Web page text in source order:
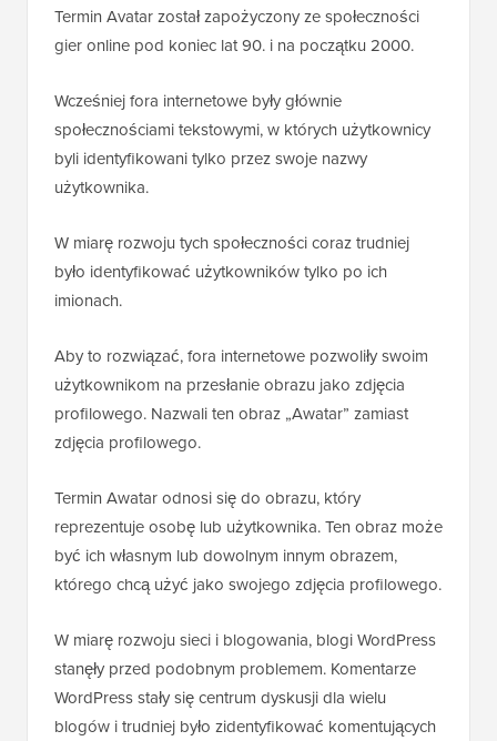
Termin Avatar został zapożyczony ze społeczności
gier online pod koniec lat 90. i na początku 2000.
Wcześniej fora internetowe były głównie
społecznościami tekstowymi, w których użytkownicy
byli identyfikowani tylko przez swoje nazwy
użytkownika.
W miarę rozwoju tych społeczności coraz trudniej
było identyfikować użytkowników tylko po ich
imionach.
Aby to rozwiązać, fora internetowe pozwoliły swoim
użytkownikom na przesłanie obrazu jako zdjęcia
profilowego. Nazwali ten obraz „Awatar” zamiast
zdjęcia profilowego.
Termin Awatar odnosi się do obrazu, który
reprezentuje osobę lub użytkownika. Ten obraz może
być ich własnym lub dowolnym innym obrazem,
którego chcą użyć jako swojego zdjęcia profilowego.
W miarę rozwoju sieci i blogowania, blogi WordPress
stanęły przed podobnym problemem. Komentarze
WordPress stały się centrum dyskusji dla wielu
blogów i trudniej było zidentyfikować komentujących